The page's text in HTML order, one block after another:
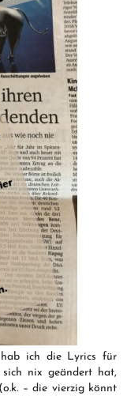
hab ich die Lyrics für
sich nix geändert hat,
– die vierzig könnt